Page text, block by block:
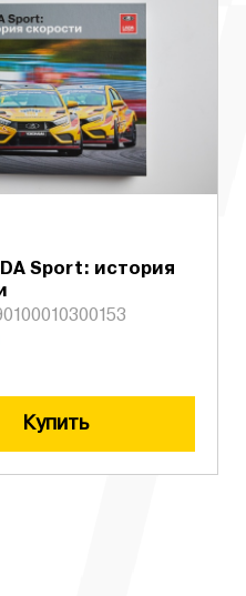
Sport: история
Купить